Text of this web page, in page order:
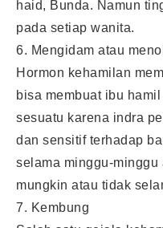
haid, Bunda. Namun
pada setiap wanita.
6. Mengidam atau
Hormon kehamilan
bisa membuat ibu
sesuatu karena indra
dan sensitif terhadap
selama minggu-
mungkin atau tidak
7. Kembung